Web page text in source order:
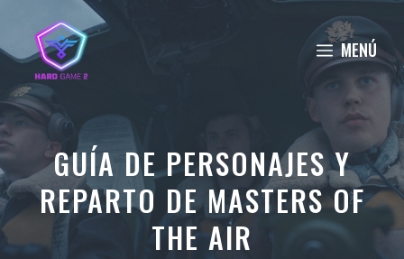
contenido
MENÚ
GUÍA DE PERSONAJES Y
REPARTO DE MASTERS OF
THE AIR